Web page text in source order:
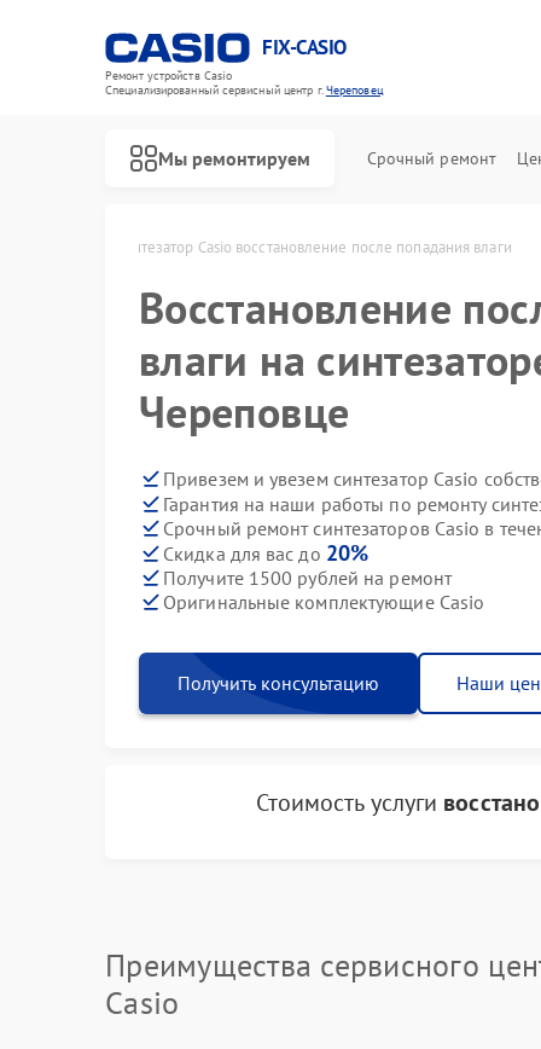
FIX-CASIO
Ремонт устройств Casio
Специализированный cервисный центр г.Череповец
Мы ремонтируем Срочный ремонт
Синтезатор Casio восстановление после попадания влаги
Восстановление
влаги на
Череповце
Привезем и увезем синтезатор Casio
Гарантия на наши работы по ремонту
Срочный ремонт синтезаторов Casio в
Скидка для вас до 20%
Получите 1500 рублей на ремонт
Оригинальные комплектующие Casio
Получить консультацию Наши
Стоимость услуги
Преимущества сервисного
Casio